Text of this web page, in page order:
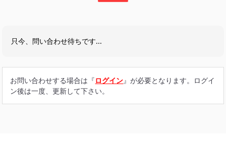
只今、問い合わせ待ちです...
お問い合わせする場合は『ログイン』が必要となります。ログイ
ン後は一度、更新して下さい。